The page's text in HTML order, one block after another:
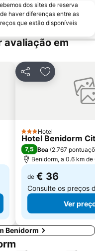
d'Elx
de Jávea
dos sites de reserva
haver diferenças entre as
que estão disponíveis
avaliação em
PartilharAdicionar
3 Estrelas
Hotel
Hotel Benidorm
7,5 Boa (2.767
Benidorm, a 0.6 km
de € 36
Consulte os preços
Ver
Benidorm